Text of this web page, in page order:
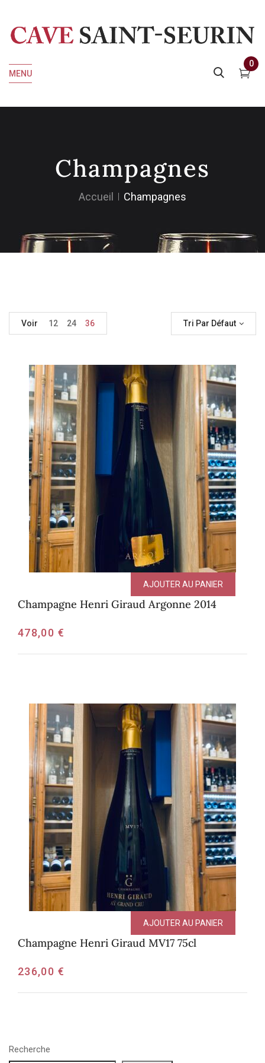
MENU
0
Champagnes
Accueil Champagnes
Recherche
Tri Par Défaut
Voir 12 24 36
Champagne Henri Giraud Argonne 2014
478,00 €
AJOUTER AU PANIER
Champagne Henri Giraud MV17 75cl
236,00 €
AJOUTER AU PANIER